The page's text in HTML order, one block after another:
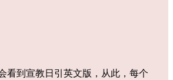
看到宣教日引英文版，从此，每个